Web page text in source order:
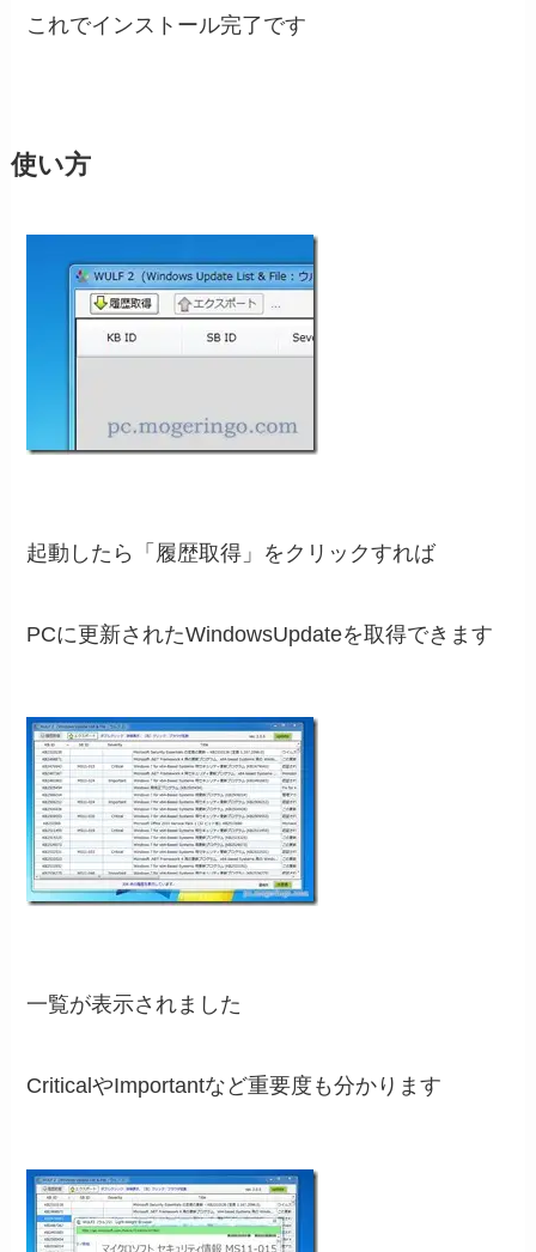
これでインストール完了です
使い方
起動したら「履歴取得」をクリックすれば
PCに更新されたWindowsUpdateを取得できます
一覧が表示されました
CriticalやImportantなど重要度も分かります